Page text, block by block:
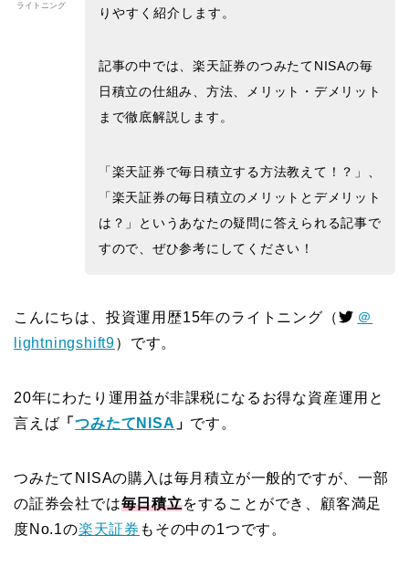
ライトニング
りやすく紹介 します。
記事の中では、楽天証券のつみたてNISAの毎
日積立の仕組み、方法、メリット・デメリット
まで徹底解説します。
「楽天証券で毎日積立する方法教えて！？」、
「楽天証券の毎日積立のメリットとデメリット
は？」というあなたの疑問に答えられる記事で
すので、ぜひ参考にしてください！
こんにちは、投資運用歴15年のライトニング（
＠
lightningshift9）です。
20年にわたり運用益が非課税になるお得な資産運用と
言えば 「つみたてNISA 」 です。
つみたてNISAの購入は毎月積立が一般的ですが、一部
の証券会社では毎日積立をすることができ、顧客満足
度No.1の楽天証券 もその中の1つです。